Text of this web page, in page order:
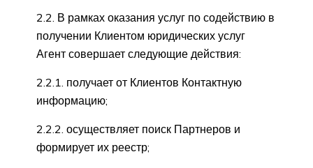
2.2. В рамках оказания услуг по содействию в
получении Клиентом юридических услуг
Агент совершает следующие действия:
2.2.1. получает от Клиентов Контактную
информацию;
2.2.2. осуществляет поиск Партнеров и
формирует их реестр;